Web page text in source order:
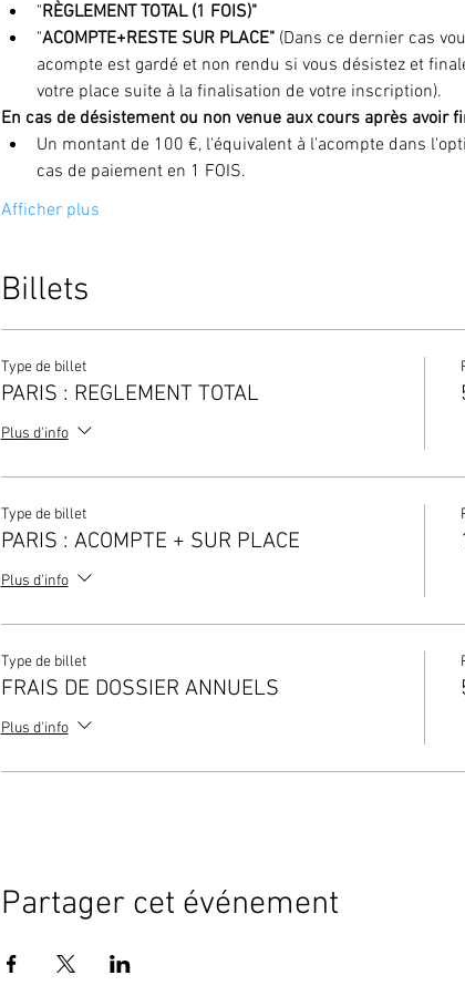
"RÈGLEMENT TOTAL (1 FOIS)"
"ACOMPTE+RESTE SUR PLACE" (Dans ce dernier cas
acompte est gardé et non rendu si vous désistez et
votre place suite à la finalisation de votre inscription).
En cas de désistement ou non venue aux cours après avoir
Un montant de 100 €, l'équivalent à l'acompte dans
cas de paiement en 1 FOIS.
Afficher plus
Billets
Type de billet
PARIS : REGLEMENT TOTAL
Plus d'info
Type de billet
PARIS : ACOMPTE + SUR PLACE
Plus d'info
Type de billet
FRAIS DE DOSSIER ANNUELS
Plus d'info
Partager cet événement